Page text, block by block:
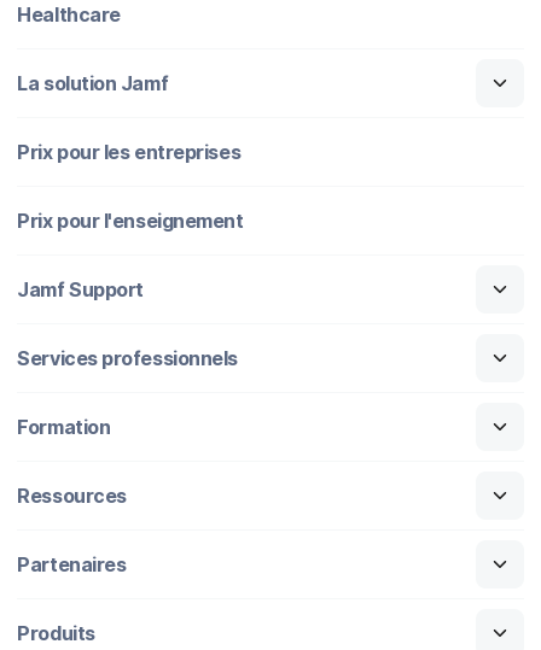
Healthcare
La solution Jamf
Prix pour les entreprises
Prix pour l'enseignement
Jamf Support
Services professionnels
Formation
Ressources
Partenaires
Produits